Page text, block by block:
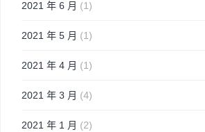
2021 年 6 月 (1)
2021 年 5 月 (1)
2021 年 4 月 (1)
2021 年 3 月 (4)
2021 年 1 月 (2)